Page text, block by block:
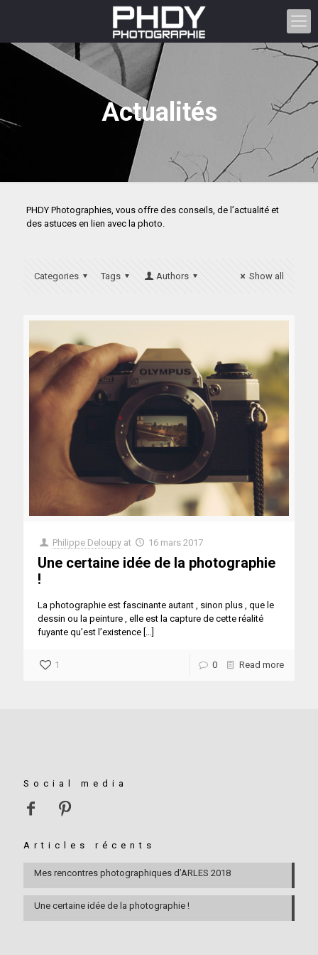
Actualités
PHDY Photographies, vous offre des conseils, de l’actualité et
des astuces en lien avec la photo.
Categories Tags Authors Show all
Philippe Deloupy at 16 mars 2017
Une certaine idée de la photographie
!
La photographie est fascinante autant , sinon plus , que le
dessin ou la peinture , elle est la capture de cette réalité
fuyante qu’est l’existence
1 0 Read more
Social media
Articles récents
Mes rencontres photographiques d’ARLES 2018
Une certaine idée de la photographie !